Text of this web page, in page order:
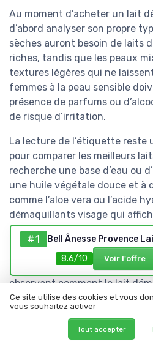
Au moment d’acheter un lait
d’abord analyser son propre
sèches auront besoin de laits
riches, tandis que les peaux
textures légères qui ne
femmes à la peau sensible
présence de parfums ou
de risque d’irritation.
La lecture de l’étiquette reste
pour comparer les meilleurs
recherche une base d’eau ou
une huile végétale douce et à
comme l’aloe vera ou l’acide
démaquillants visage qui
d’ingrédients courte et
généralement plus de
Le rapport qualité prix se juge
observant comment le lait
démaquille réellement le
doit retirer le maquillage sans
frottements répétés, surtout
et sur les yeux lèvres. Les
#1
8.6/10
Voir l'offre
Ce site utilise des cookies et vous
vous souhaitez activer
Tout accepter